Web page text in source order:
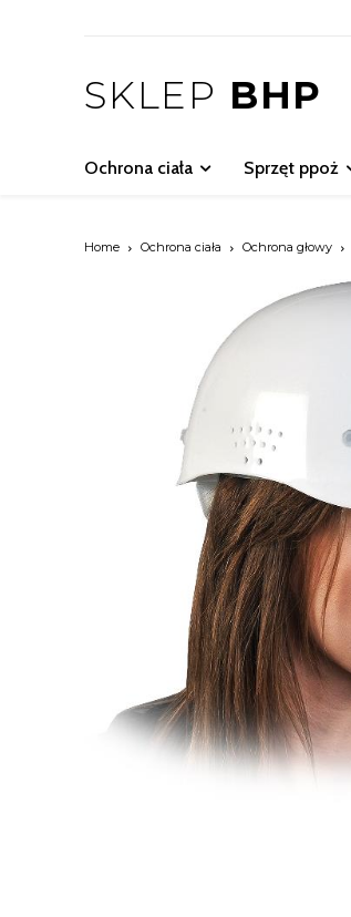
SKLEP BHP
Ochrona ciała Sprzęt ppoż
Home Ochrona ciała Ochrona głowy